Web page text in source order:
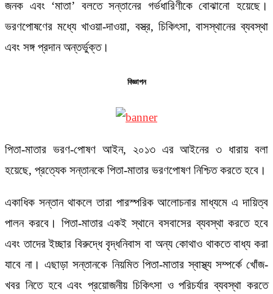
জনক এবং ‘মাতা’ বলতে সন্তানের গর্ভধারিণীকে বোঝানো হয়েছে।
ভরণপোষণের মধ্যে খাওয়া-দাওয়া, বস্ত্র, চিকিৎসা, বাসস্থানের ব্যবস্থা
এবং সঙ্গ প্রদান অন্তর্ভুক্ত।
বিজ্ঞাপন
পিতা-মাতার ভরণ-পোষণ আইন, ২০১৩ এর আইনের ৩ ধারায় বলা
হয়েছে, প্রত্যেক সন্তানকে পিতা-মাতার ভরণপোষণ নিশ্চিত করতে হবে।
একাধিক সন্তান থাকলে তারা পারস্পরিক আলোচনার মাধ্যমে এ দায়িত্ব
পালন করবে। পিতা-মাতার একই স্থানে বসবাসের ব্যবস্থা করতে হবে
এবং তাদের ইচ্ছার বিরুদ্ধে বৃদ্ধনিবাস বা অন্য কোথাও থাকতে বাধ্য করা
যাবে না। এছাড়া সন্তানকে নিয়মিত পিতা-মাতার স্বাস্থ্য সম্পর্কে খোঁজ-
খবর নিতে হবে এবং প্রয়োজনীয় চিকিৎসা ও পরিচর্যার ব্যবস্থা করতে